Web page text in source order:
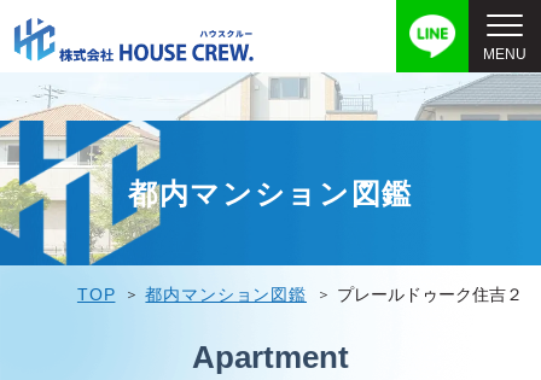
都内マンション図鑑
TOP 都内マンション図鑑 プレールドゥーク住吉２
Apartment